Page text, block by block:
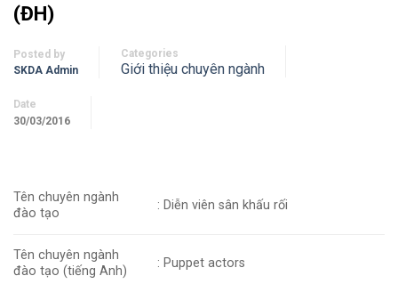
(ĐH)
Posted by
SKDA Admin
Categories
Giới thiệu chuyên ngành
Date
30/03/2016
Tên chuyên ngành
đào tạo
: Diễn viên sân khấu rối
Tên chuyên ngành
đào tạo (tiếng Anh)
: Puppet actors